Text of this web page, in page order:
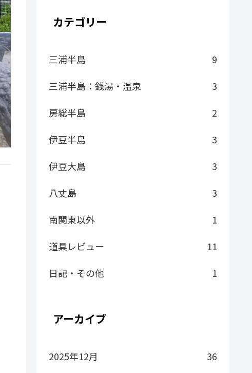
カテゴリー
三浦半島
9
三浦半島：銭湯・温泉
3
房総半島
2
伊豆半島
3
伊豆大島
3
八丈島
3
南関東以外
1
道具レビュー
11
日記・その他
1
アーカイブ
2025年12月 36